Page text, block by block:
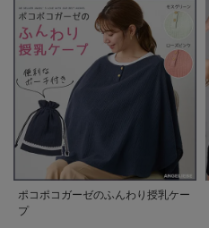
ポコポコガーゼのふんわり授乳ケー
プ